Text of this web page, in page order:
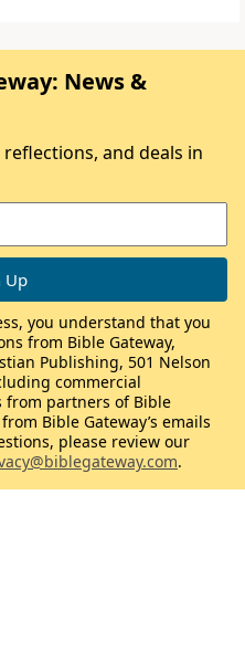
News &
and deals in
you understand that you
from Bible Gateway,
Publishing, 501 Nelson
commercial
from partners of Bible
Bible Gateway’s emails
please review our
.